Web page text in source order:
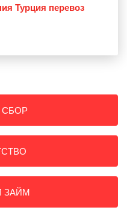
Турция перевоз
СБОР
ЗАЙМ